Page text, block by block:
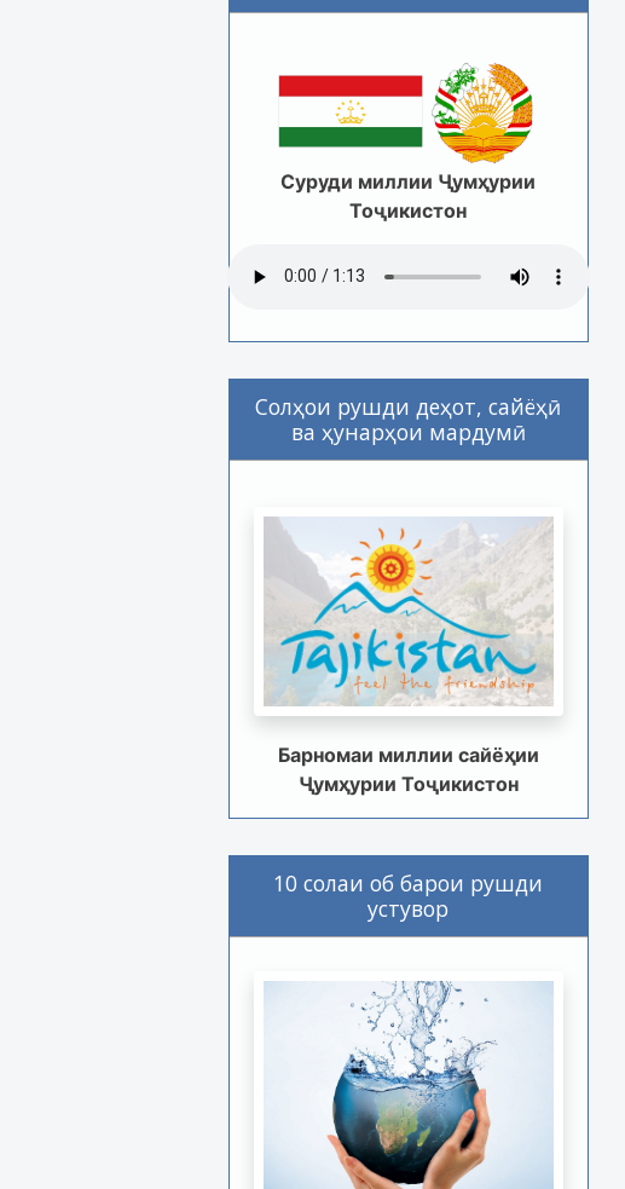
Суруди миллии Ҷумҳурии
Тоҷикистон
Солҳои рушди деҳот, сайёҳӣ
ва ҳунарҳои мардумӣ
Барномаи миллии сайёҳии
Ҷумҳурии Тоҷикистон
10 солаи об барои рушди
устувор